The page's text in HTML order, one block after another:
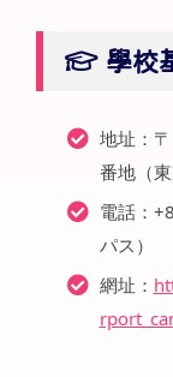
學校
地址：
番地（
電話：
パス）
網址：